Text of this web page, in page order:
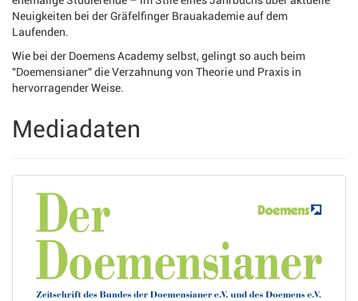
Neuigkeiten bei der Gräfelfinger Brauakademie auf dem
Laufenden.
Wie bei der Doemens Academy selbst, gelingt so auch beim
"Doemensianer" die Verzahnung von Theorie und Praxis in
hervorragender Weise.
Mediadaten